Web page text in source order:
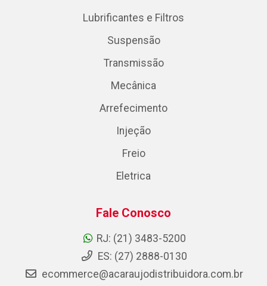
Lubrificantes e Filtros
Suspensão
Transmissão
Mecânica
Arrefecimento
Injeção
Freio
Eletrica
Fale Conosco
RJ: (21) 3483-5200
ES: (27) 2888-0130
ecommerce@acaraujodistribuidora.com.br